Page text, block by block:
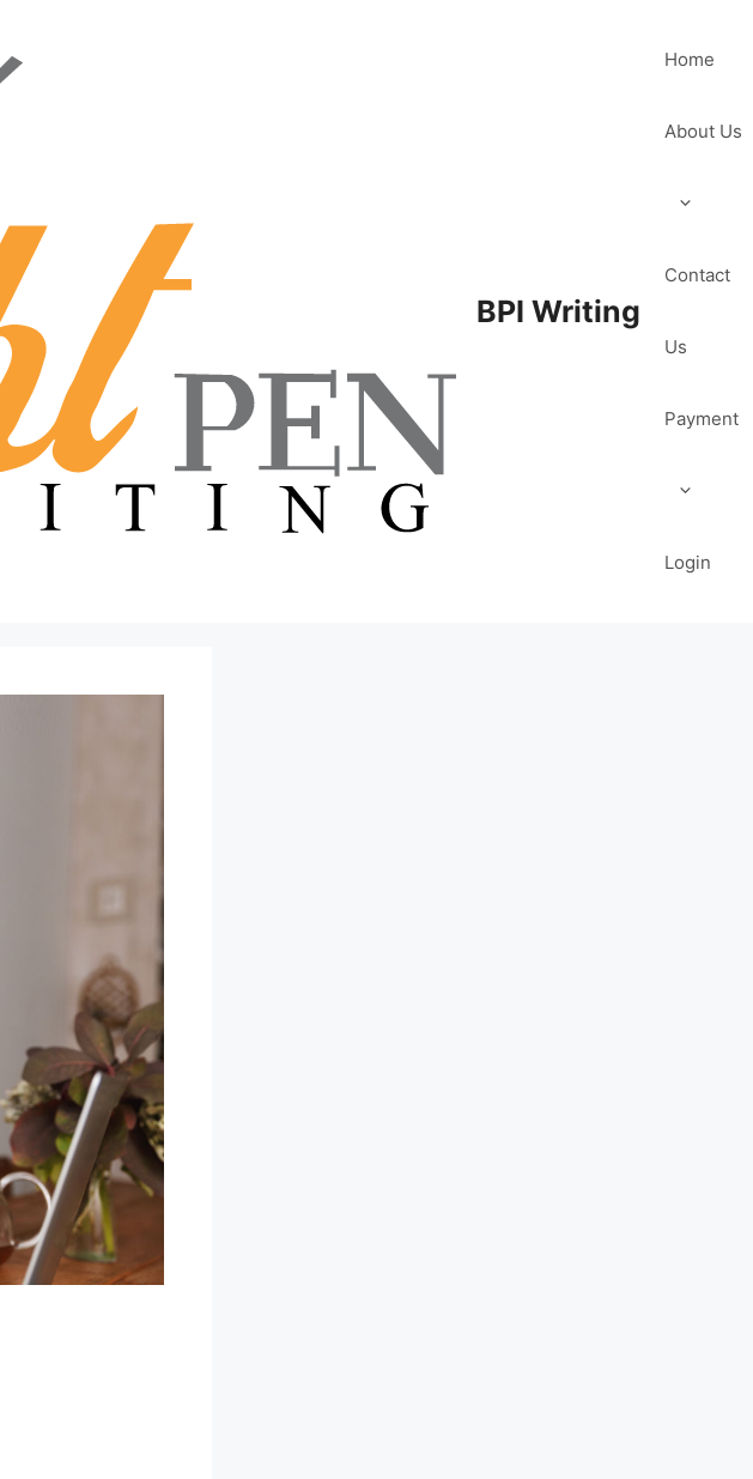
BPI Writing
Home
About Us
Contact
Us
Payment
Login